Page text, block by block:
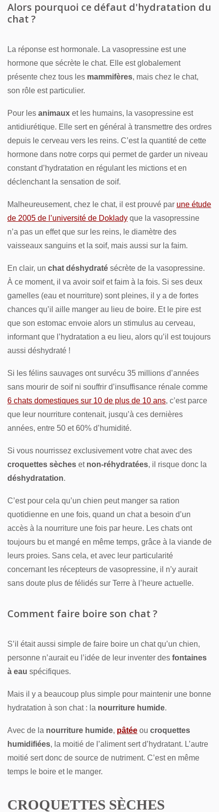
Alors pourquoi ce défaut d'hydratation du
chat ?
La réponse est hormonale. La vasopressine est une
hormone que sécrète le chat. Elle est globalement
présente chez tous les mammifères, mais chez le chat,
son rôle est particulier.
Pour les animaux et les humains, la vasopressine est
antidiurétique. Elle sert en général à transmettre des ordres
depuis le cerveau vers les reins. C’est la quantité de cette
hormone dans notre corps qui permet de garder un niveau
constant d’hydratation en régulant les mictions et en
déclenchant la sensation de soif.
Malheureusement, chez le chat, il est prouvé par une étude
de 2005 de l’université de Doklady que la vasopressine
n’a pas un effet que sur les reins, le diamètre des
vaisseaux sanguins et la soif, mais aussi sur la faim.
En clair, un chat déshydraté sécrète de la vasopressine.
À ce moment, il va avoir soif et faim à la fois. Si ses deux
gamelles (eau et nourriture) sont pleines, il y a de fortes
chances qu’il aille manger au lieu de boire. Et le pire est
que son estomac envoie alors un stimulus au cerveau,
informant que l’hydratation a eu lieu, alors qu’il est toujours
aussi déshydraté !
Si les félins sauvages ont survécu 35 millions d’années
sans mourir de soif ni souffrir d’insuffisance rénale comme
6 chats domestiques sur 10 de plus de 10 ans, c’est parce
que leur nourriture contenait, jusqu’à ces dernières
années, entre 50 et 60% d’humidité.
Si vous nourrissez exclusivement votre chat avec des
croquettes sèches et non-réhydratées, il risque donc la
déshydratation.
C’est pour cela qu’un chien peut manger sa ration
quotidienne en une fois, quand un chat a besoin d’un
accès à la nourriture une fois par heure. Les chats ont
toujours bu et mangé en même temps, grâce à la viande de
leurs proies. Sans cela, et avec leur particularité
concernant les récepteurs de vasopressine, il n’y aurait
sans doute plus de félidés sur Terre à l’heure actuelle.
Comment faire boire son chat ?
S’il était aussi simple de faire boire un chat qu’un chien,
personne n’aurait eu l’idée de leur inventer des fontaines
à eau spécifiques.
Mais il y a beaucoup plus simple pour maintenir une bonne
hydratation à son chat : la nourriture humide.
Avec de la nourriture humide, pâtée ou croquettes
humidifiées, la moitié de l’aliment sert d’hydratant. L’autre
moitié sert donc de source de nutriment. C’est en même
temps le boire et le manger.
CROQUETTES SÈCHES